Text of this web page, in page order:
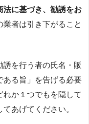
法に基づき、勧誘をお
業者は引き下がること
誘を行う者の氏名・販
ある旨」を告げる必要
か１つでもを隠して
あげてください。